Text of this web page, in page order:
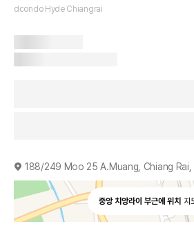
dcondo Hyde Chiangrai
188/249 Moo 25 A.Muang, Chiang
중앙 치앙라이 부근에 위치 지